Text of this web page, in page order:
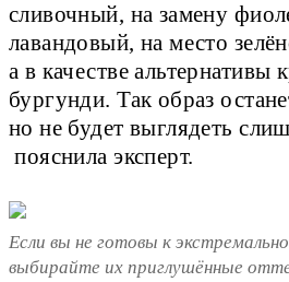
сливочный, на замену
лавандовый, на место
а в качестве альтернативы
бургунди. Так образ
но не будет выглядеть
пояснила эксперт.
Если вы не готовы к
выбирайте их приглушённые